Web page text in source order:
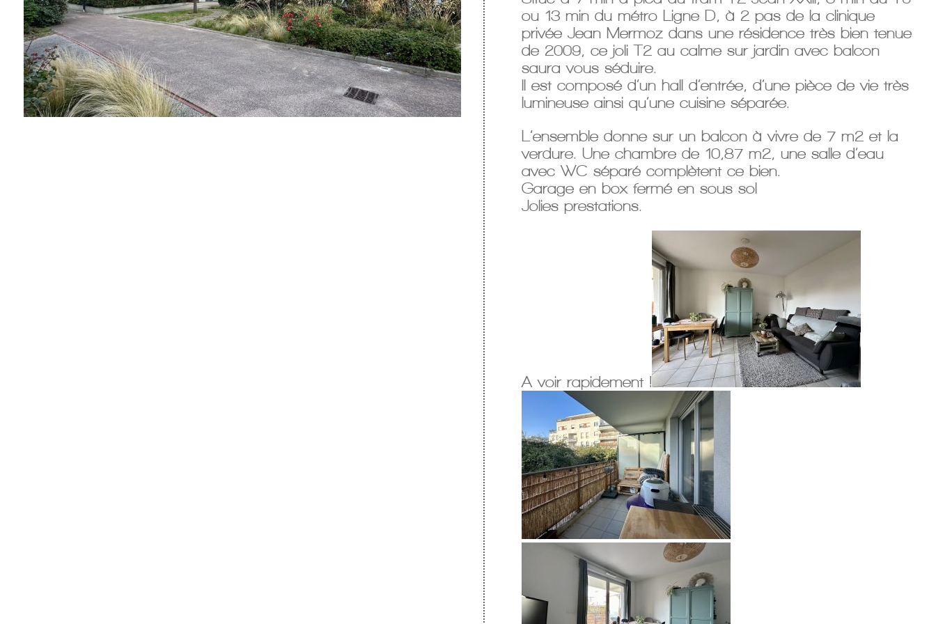
ou 13 min du métro Ligne D, à 2 pas de la clinique
privée Jean Mermoz dans une résidence très bien tenue
de 2009, ce joli T2 au calme sur jardin avec balcon
saura vous séduire.
Il est composé d’un hall d’entrée, d’une pièce de vie très
lumineuse ainsi qu’une cuisine séparée.
L’ensemble donne sur un balcon à vivre de 7 m2 et la
verdure. Une chambre de 10,87 m2, une salle d’eau
avec WC séparé complètent ce bien.
Garage en box fermé en sous sol
Jolies prestations.
A voir rapidement !